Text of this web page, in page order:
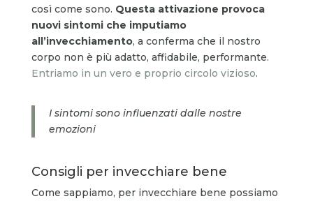
così come sono. Questa attivazione provoca
nuovi sintomi che imputiamo
all’invecchiamento, a conferma che il nostro
corpo non è più adatto, affidabile, performante.
Entriamo in un vero e proprio circolo vizioso.
I sintomi sono influenzati dalle nostre
emozioni
Consigli per invecchiare bene
Come sappiamo, per invecchiare bene possiamo